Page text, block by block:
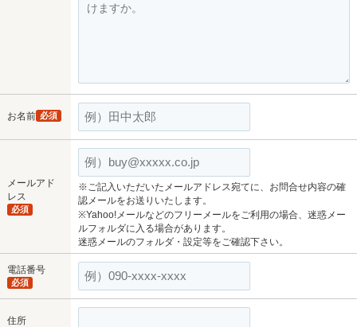
お名前 必須
メールアド
レス
必須
※ご記入いただいたメールアドレス宛てに、お問合せ内容の確
認メールをお送りいたします。
※Yahoo!メールなどのフリーメールをご利用の場合、迷惑メー
ルフォルダに入る場合があります。
迷惑メールのフォルダ・設定等をご確認下さい。
電話番号
必須
住所